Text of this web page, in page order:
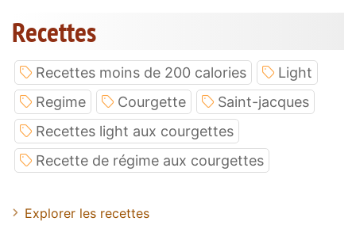
Recettes
Recettes moins de 200 calories
Light
Regime
Courgette
Saint-jacques
Recettes light aux courgettes
Recette de régime aux courgettes
Explorer les recettes